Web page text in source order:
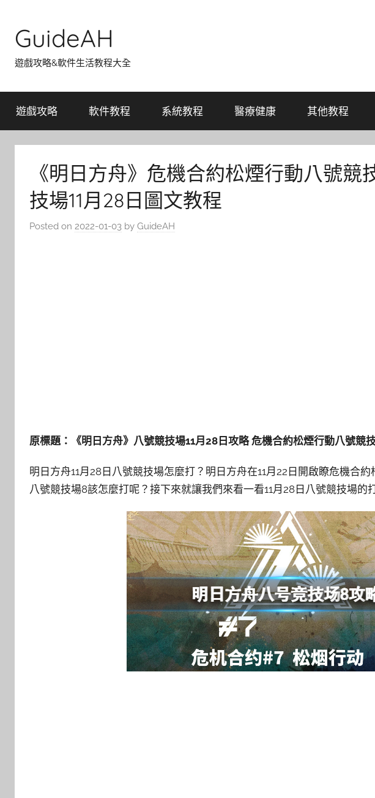
content
GuideAH
遊戲攻略&軟件生活教程大全
遊戲攻略 軟件教程 系統教程 醫療健康 其他教程
《明日方舟》危機合約松煙行動八號競
技場11月28日圖文教程
Posted on 2022-01-03 by GuideAH
原標題：《明日方舟》八號競技場11月28日攻略 危機合約松煙行動八號競
明日方舟11月28日八號競技場怎麼打？明日方舟在11月22日開啟瞭危機合
八號競技場8該怎麼打呢？接下來就讓我們來看一看11月28日八號競技場的